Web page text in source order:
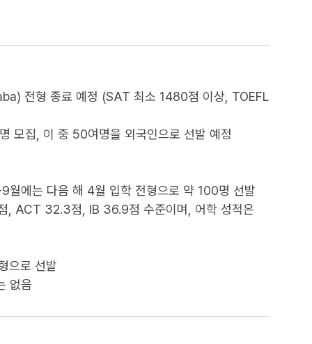
전형 종료 예정 (SAT 최소 1480점 이상, TOEFL
모집, 이 중 50여명을 외국인으로 선발 예정
에는 다음 해 4월 입학 전형으로 약 100명 선발
, ACT 32.3점, IB 36.9점 수준이며, 어학 성적은
으로 선발
없음